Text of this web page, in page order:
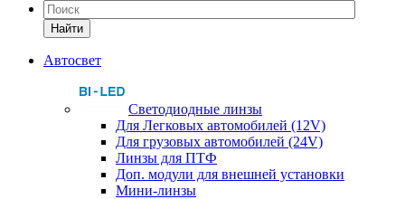
Найти
Автосвет
Светодиодные линзы
Для Легковых автомобилей (12V)
Для грузовых автомобилей (24V)
Линзы для ПТФ
Доп. модули для внешней установки
Мини-линзы